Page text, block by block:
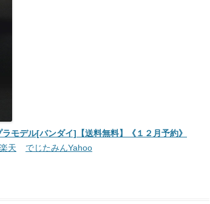
モデル[バンダイ]【送料無料】《１２月予約》
天 でじたみんYahoo